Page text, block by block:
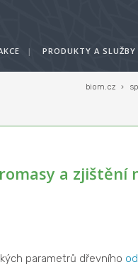
| PRODUKTY A SLUŽBY
biom.cz ›
a zjištění
parametrů dřevního